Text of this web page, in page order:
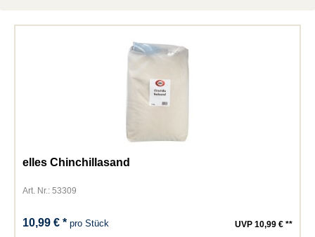
elles Chinchillasand
Art. Nr.: 53309
10,99 € *pro Stück UVP 10,99 € **